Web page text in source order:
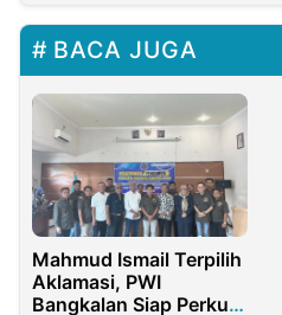
BACA JUGA
Mahmud Ismail Terpilih
Aklamasi, PWI
Bangkalan Siap Perkuat